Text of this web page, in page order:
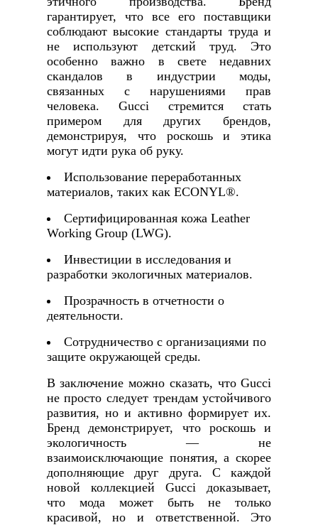
гарантирует, что все его поставщики
соблюдают высокие стандарты труда и
не используют детский труд. Это
особенно важно в свете недавних
скандалов в индустрии моды,
связанных с нарушениями прав
человека. Gucci стремится стать
примером для других брендов,
демонстрируя, что роскошь и этика
могут идти рука об руку.
Использование переработанных
материалов, таких как ECONYL®.
Сертифицированная кожа Leather
Working Group (LWG).
Инвестиции в исследования и
разработки экологичных материалов.
Прозрачность в отчетности о
деятельности.
Сотрудничество с организациями по
защите окружающей среды.
В заключение можно сказать, что Gucci
не просто следует трендам устойчивого
развития, но и активно формирует их.
Бренд демонстрирует, что роскошь и
экологичность — не
взаимоисключающие понятия, а скорее
дополняющие друг друга. С каждой
новой коллекцией Gucci доказывает,
что мода может быть не только
красивой, но и ответственной. Это